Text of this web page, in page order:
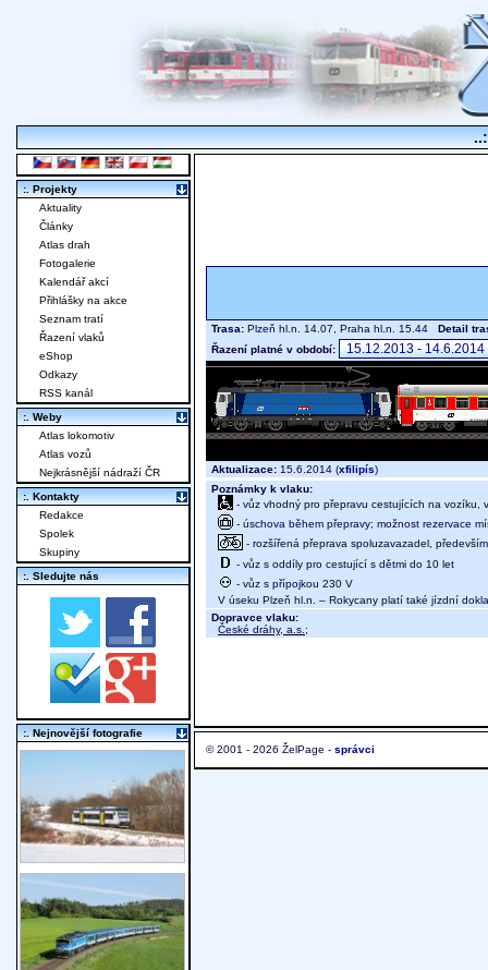
Trasa: Plzeň hl.n. 14.07, Praha hl.n. 15.44 Detail
Řazení platné v období:
Aktualizace: 15.6.2014 (xfilipís)
Poznámky k vlaku:
- vůz vhodný pro přepravu cestujících na vozíku,
- úschova během přepravy; možnost rezervace
- rozšířená přeprava spoluzavazadel,
- vůz s oddíly pro cestující s dětmi do 10 let
- vůz s přípojkou 230 V
V úseku Plzeň hl.n. – Rokycany platí také jízdní
Dopravce vlaku:
České dráhy, a.s. ;
© 2001 - 2026 ŽelPage - správci
:. Projekty
Aktuality
Články
Atlas drah
Fotogalerie
Kalendář akcí
Přihlášky na akce
Seznam tratí
Řazení vlaků
eShop
Odkazy
RSS kanál
:. Weby
Atlas lokomotiv
Atlas vozů
Nejkrásnější nádraží ČR
:. Kontakty
Redakce
Spolek
Skupiny
:. Sledujte nás
:. Nejnovější fotografie